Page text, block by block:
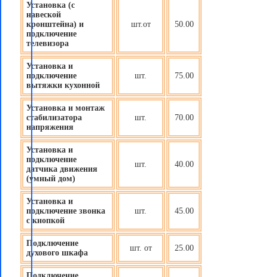
Установка (с
навеской
кронштейна) и
подключение
телевизора
шт.от 50.00
Установка и
подключение
вытяжки кухонной
шт. 75.00
Установка и монтаж
стабилизатора
напряжения
шт. 70.00
Установка и
подключение
датчика движения
(умный дом)
шт. 40.00
Установка и
подключение звонка
с кнопкой
шт. 45.00
Подключение
духового шкафа
шт. от 25.00